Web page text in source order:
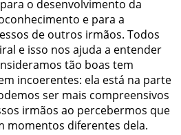
o desenvolvimento da
e para a
de outros irmãos. Todos
e isso nos ajuda a entender
tão boas tem
incoerentes: ela está na parte
ser mais compreensivos
irmãos ao percebermos que
momentos diferentes dela.